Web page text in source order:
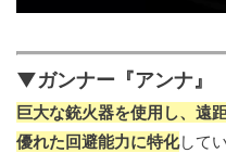
▼ガンナー『アンナ』
巨大な銃火器を使用し、遠
優れた回避能力に特化してい